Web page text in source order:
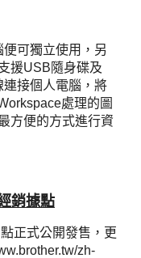
可獨立使用，另
援USB隨身碟及
接個人電腦，將
處理的圖
方便的方式進行資
銷據點
正式公開發售，更
zh-